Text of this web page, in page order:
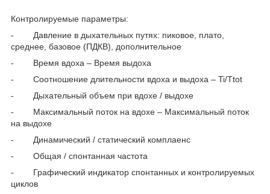
Контролируемые параметры:
- Давление в дыхательных путях: пиковое, плато,
среднее, базовое (ПДКВ), дополнительное
- Время вдоха – Время выдоха
- Соотношение длительности вдоха и выдоха – Ti/Ttot
- Дыхательный объем при вдохе / выдохе
- Максимальный поток на вдохе – Максимальный поток
на выдохе
- Динамический / статический комплаенс
- Общая / спонтанная частота
- Графический индикатор спонтанных и контролируемых
циклов